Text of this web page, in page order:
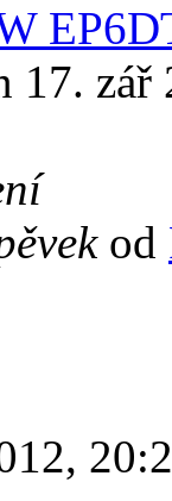
17. zář
od